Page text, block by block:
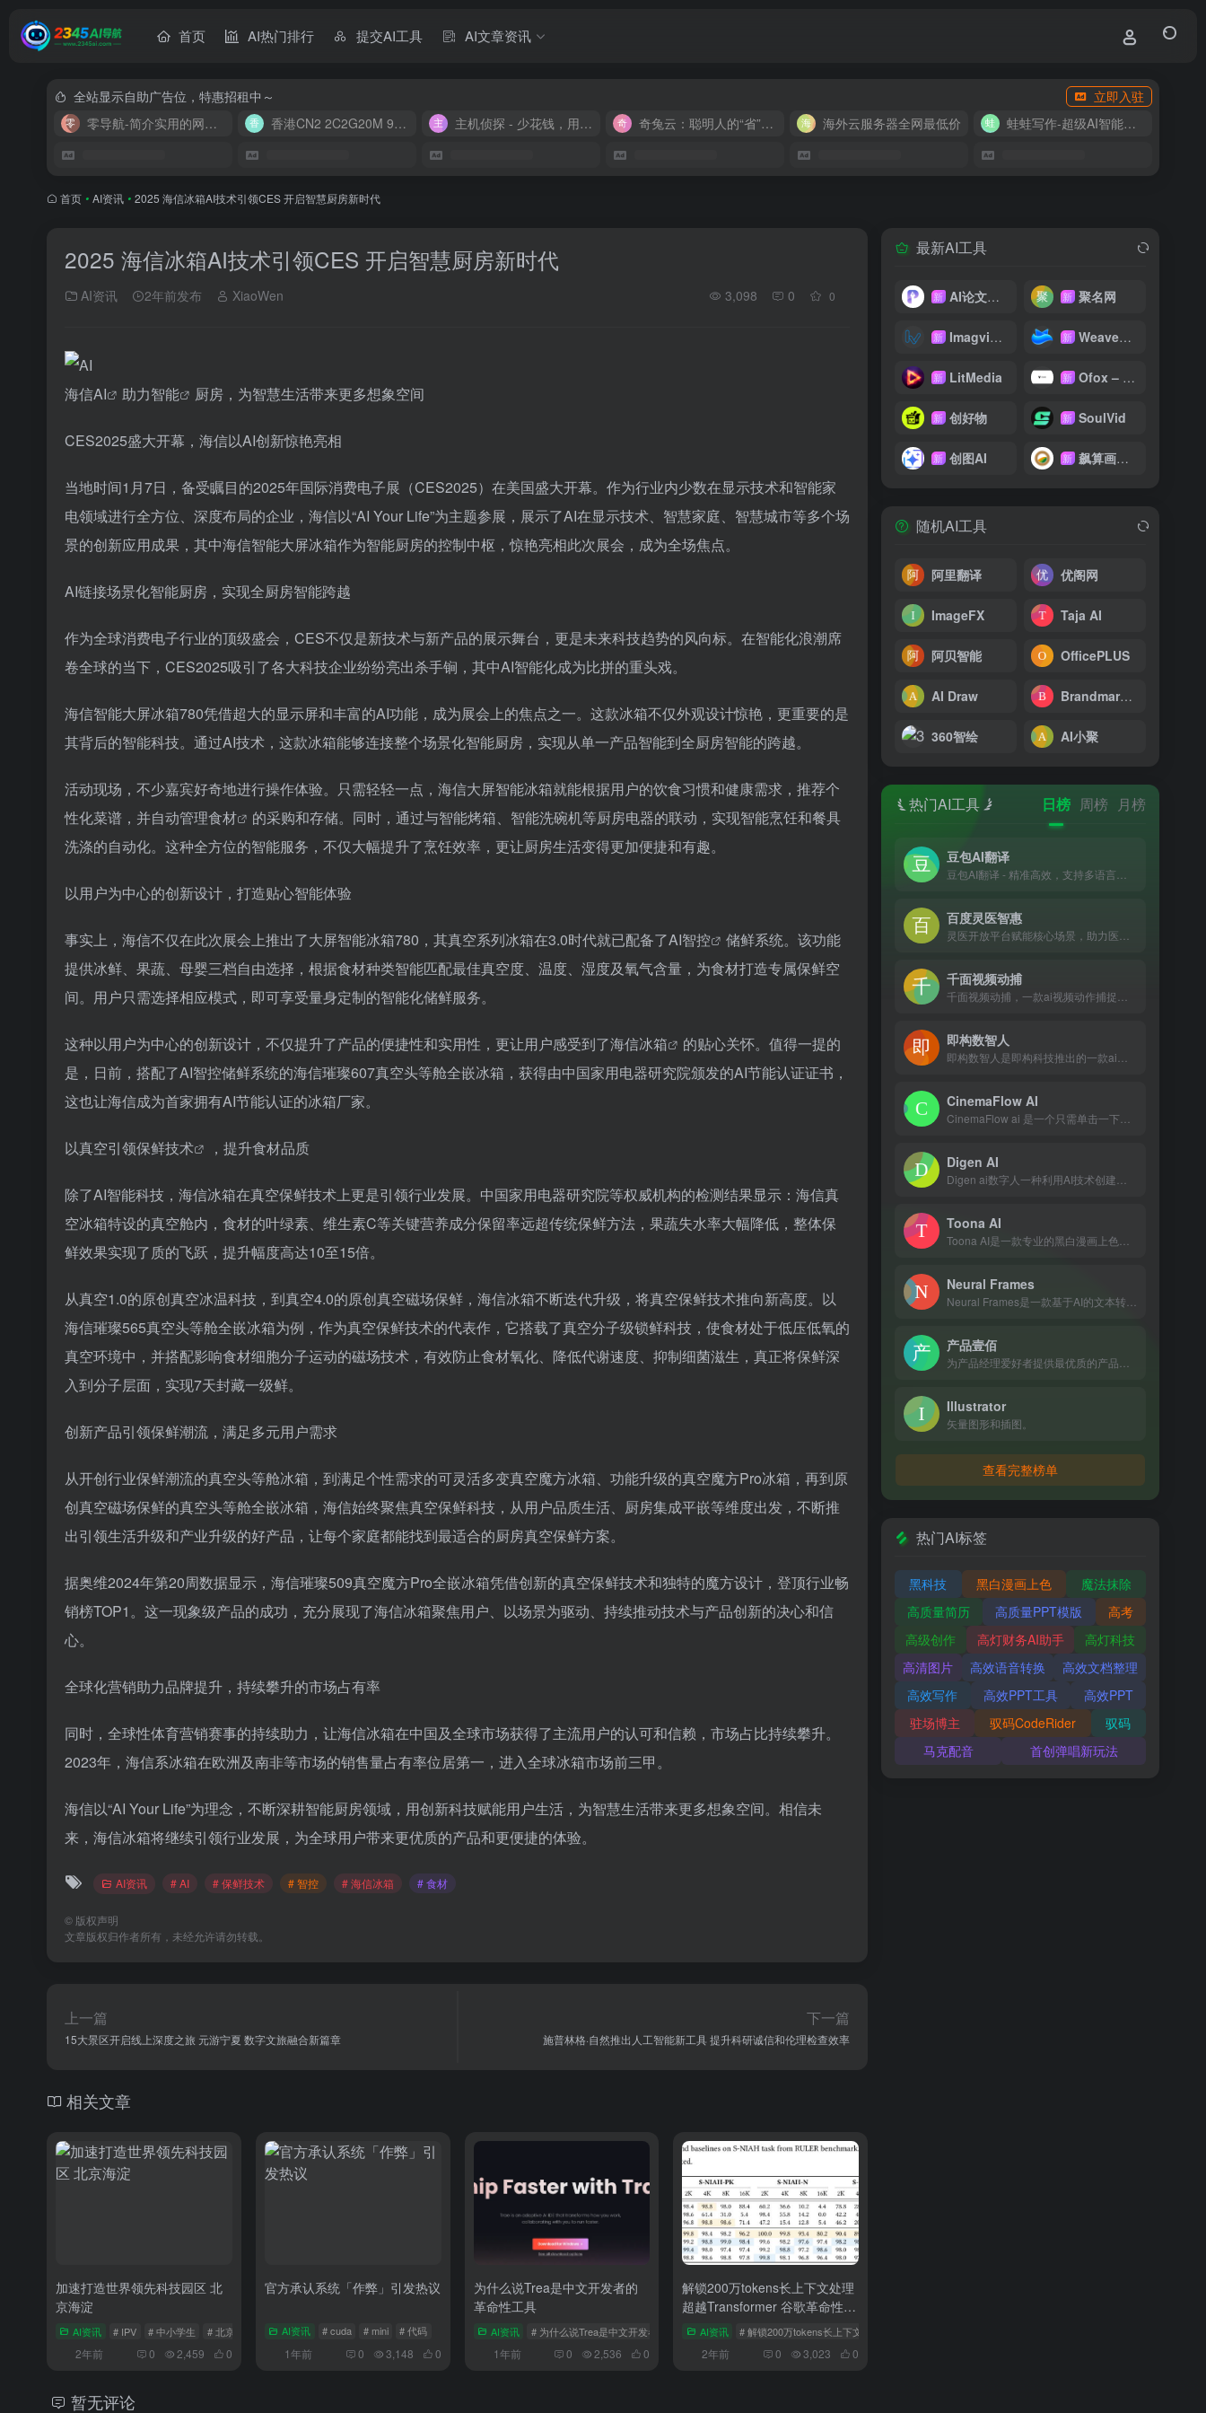
首页 AI热门排行 提交AI工具 AI文章资讯
全站显示自助广告位，特惠招租中～
立即入驻
零导航-简介实用的网址导航
香港CN2 2C2G20M 9.9/月 主机侦探 - 少花钱，用好云 奇兔云：聪明人的“省”钱计划！ 海外云服务器全网最低价 蛙蛙写作-超级AI智能写作助手
首页 • AI资讯 • 2025 海信冰箱AI技术引领CES 开启智慧厨房新时代
2025 海信冰箱AI技术引领CES 开启智慧厨房新时代
AI资讯 2年前发布 XiaoWen 3,098 0 0
海信AI 助力智能 厨房，为智慧生活带来更多想象空间
CES2025盛大开幕，海信以AI创新惊艳亮相
当地时间1月7日，备受瞩目的2025年国际消费电子展（CES2025）在美国盛大开幕。作为行业内少数在显示技术和智能家
电领域进行全方位、深度布局的企业，海信以“AI Your Life”为主题参展，展示了AI在显示技术、智慧家庭、智慧城市等多个场
景的创新应用成果，其中海信智能大屏冰箱作为智能厨房的控制中枢，惊艳亮相此次展会，成为全场焦点。
AI链接场景化智能厨房，实现全厨房智能跨越
作为全球消费电子行业的顶级盛会，CES不仅是新技术与新产品的展示舞台，更是未来科技趋势的风向标。在智能化浪潮席
卷全球的当下，CES2025吸引了各大科技企业纷纷亮出杀手锏，其中AI智能化成为比拼的重头戏。
海信智能大屏冰箱780凭借超大的显示屏和丰富的AI功能，成为展会上的焦点之一。这款冰箱不仅外观设计惊艳，更重要的是
其背后的智能科技。通过AI技术，这款冰箱能够连接整个场景化智能厨房，实现从单一产品智能到全厨房智能的跨越。
活动现场，不少嘉宾好奇地进行操作体验。只需轻轻一点，海信大屏智能冰箱就能根据用户的饮食习惯和健康需求，推荐个
性化菜谱，并自动管理食材
的采购和存储。同时，通过与智能烤箱、智能洗碗机等厨房电器的联动，实现智能烹饪和餐具
洗涤的自动化。这种全方位的智能服务，不仅大幅提升了烹饪效率，更让厨房生活变得更加便捷和有趣。
以用户为中心的创新设计，打造贴心智能体验
事实上，海信不仅在此次展会上推出了大屏智能冰箱780，其真空系列冰箱在3.0时代就已配备了AI智控
储鲜系统。该功能
提供冰鲜、果蔬、母婴三档自由选择，根据食材种类智能匹配最佳真空度、温度、湿度及氧气含量，为食材打造专属保鲜空
间。用户只需选择相应模式，即可享受量身定制的智能化储鲜服务。
这种以用户为中心的创新设计，不仅提升了产品的便捷性和实用性，更让用户感受到了海信冰箱
的贴心关怀。值得一提的
是，日前，搭配了AI智控储鲜系统的海信璀璨607真空头等舱全嵌冰箱，获得由中国家用电器研究院颁发的AI节能认证证书，
这也让海信成为首家拥有AI节能认证的冰箱厂家。
以真空引领保鲜技术 ，提升食材品质
除了AI智能科技，海信冰箱在真空保鲜技术上更是引领行业发展。中国家用电器研究院等权威机构的检测结果显示：海信真
空冰箱特设的真空舱内，食材的叶绿素、维生素C等关键营养成分保留率远超传统保鲜方法，果蔬失水率大幅降低，整体保
鲜效果实现了质的飞跃，提升幅度高达10至15倍。
从真空1.0的原创真空冰温科技，到真空4.0的原创真空磁场保鲜，海信冰箱不断迭代升级，将真空保鲜技术推向新高度。以
海信璀璨565真空头等舱全嵌冰箱为例，作为真空保鲜技术的代表作，它搭载了真空分子级锁鲜科技，使食材处于低压低氧的
真空环境中，并搭配影响食材细胞分子运动的磁场技术，有效防止食材氧化、降低代谢速度、抑制细菌滋生，真正将保鲜深
入到分子层面，实现7天封藏一级鲜。
创新产品引领保鲜潮流，满足多元用户需求
从开创行业保鲜潮流的真空头等舱冰箱，到满足个性需求的可灵活多变真空魔方冰箱、功能升级的真空魔方Pro冰箱，再到原
创真空磁场保鲜的真空头等舱全嵌冰箱，海信始终聚焦真空保鲜科技，从用户品质生活、厨房集成平嵌等维度出发，不断推
出引领生活升级和产业升级的好产品，让每个家庭都能找到最适合的厨房真空保鲜方案。
据奥维2024年第20周数据显示，海信璀璨509真空魔方Pro全嵌冰箱凭借创新的真空保鲜技术和独特的魔方设计，登顶行业畅
销榜TOP1。这一现象级产品的成功，充分展现了海信冰箱聚焦用户、以场景为驱动、持续推动技术与产品创新的决心和信
心。
全球化营销助力品牌提升，持续攀升的市场占有率
同时，全球性体育营销赛事的持续助力，让海信冰箱在中国及全球市场获得了主流用户的认可和信赖，市场占比持续攀升。
2023年，海信系冰箱在欧洲及南非等市场的销售量占有率位居第一，进入全球冰箱市场前三甲。
海信以“AI Your Life”为理念，不断深耕智能厨房领域，用创新科技赋能用户生活，为智慧生活带来更多想象空间。相信未
来，海信冰箱将继续引领行业发展，为全球用户带来更优质的产品和更便捷的体验。
AI资讯 # AI # 保鲜技术 # 智控 # 海信冰箱 # 食材
© 版权声明
文章版权归作者所有，未经允许请勿转载。
上一篇
15大景区开启线上深度之旅 元游宁夏 数字文旅融合新篇章
下一篇
施普林格·自然推出人工智能新工具 提升科研诚信和伦理检查效率
相关文章
加速打造世界领先科技园区 北
京海淀
AI资讯 # IPV # 中小学生 # 北京市海淀区
2年前 0 2,459 0
官方承认系统「作弊」引发热议
AI资讯 # cuda # mini # 代码
1年前 0 3,148 0
为什么说Trea是中文开发者的
革命性工具
AI资讯 # 为什么说Trea是中文开发者的革命性工具
1年前 0 2,536 0
解锁200万tokens长上下文处理
超越Transformer 谷歌革命性AI
架构Titans问世
AI资讯 # 解锁200万tokens长上下文处理
2年前 0 3,023 0
暂无评论
最新AI工具
新 AI论文写作 新 聚名网
新 Imagvio AI 新 WeaveFox
新 LitMedia 新 Ofox – 大模型 API 聚合平台
新 创好物 新 SoulVid
新 创图AI 新 飙算画影网
随机AI工具
阿里翻译 优阁网
ImageFX Taja AI
阿贝智能 OfficePLUS
AI Draw Brandmark Logo Maker
360智绘 AI小聚
热门AI工具 日榜 周榜 月榜
豆包AI翻译
百度灵医智惠
千面视频动捕
即构数智人
CinemaFlow AI
Digen AI
Toona AI
Neural Frames
产品壹佰
Illustrator
矢量图形和插图。
查看完整榜单
热门AI标签
黑科技 黑白漫画上色
魔法抹除
高质量简历
高质量PPT模版
高考
高级创作
高灯财务AI助手
高灯科技
高清图片
高效语音转换
高效文档整理
高效写作
高效PPT工具
高效PPT
驻场博主
驭码CodeRider
驭码
马克配音
首创弹唱新玩法